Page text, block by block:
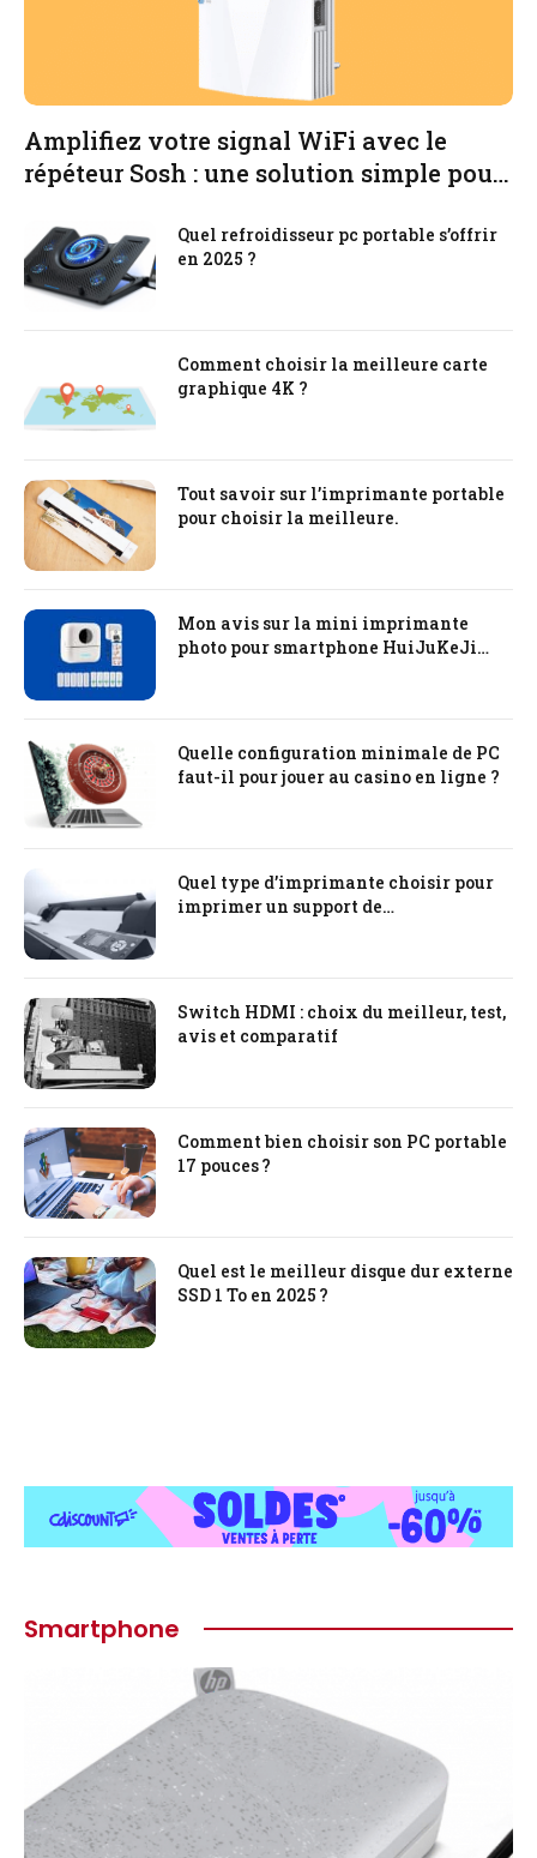
Amplifiez votre signal WiFi avec le
répéteur Sosh : une solution simple pour
Quel refroidisseur pc portable s’offrir
en 2025 ?
Comment choisir la meilleure carte
graphique 4K ?
Tout savoir sur l’imprimante portable
pour choisir la meilleure.
Mon avis sur la mini imprimante
photo pour smartphone HuiJuKeJi
Quelle configuration minimale de PC
faut-il pour jouer au casino en ligne ?
Quel type d’imprimante choisir pour
imprimer un support de
Switch HDMI : choix du meilleur, test,
avis et comparatif
Comment bien choisir son PC portable
17 pouces ?
Quel est le meilleur disque dur externe
SSD 1 To en 2025 ?
Smartphone